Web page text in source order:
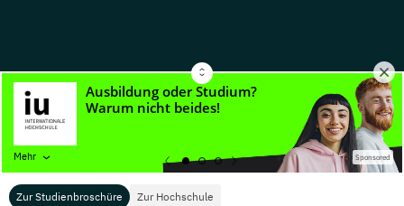
Zur Studienbroschüre Zur Hochschule
Mehr Sponsored
© Copyright 2026, TarGroup Media GmbH
Nutzungsbedingungen